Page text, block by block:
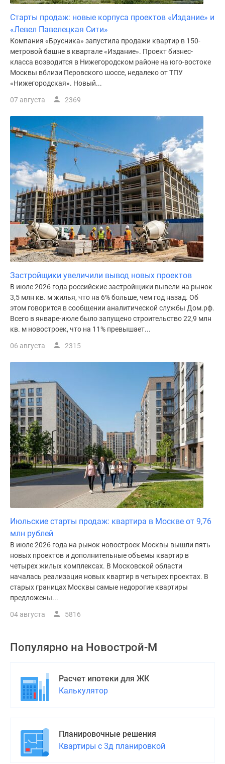
Старты продаж: новые корпуса проектов «Издание» и
«Левел Павелецкая Сити»
Компания «Брусника» запустила продажи квартир в 150-
метровой башне в квартале «Издание». Проект бизнес-
класса возводится в Нижегородском районе на юго-востоке
Москвы вблизи Перовского шоссе, недалеко от ТПУ
«Нижегородская». Новый...
07 августа 2369
Застройщики увеличили вывод новых проектов
В июле 2026 года российские застройщики вывели на рынок
3,5 млн кв. м жилья, что на 6% больше, чем год назад. Об
этом говорится в сообщении аналитической службы Дом.рф.
Всего в январе-июле было запущено строительство 22,9 млн
кв. м новостроек, что на 11% превышает...
06 августа 2315
Июльские старты продаж: квартира в Москве от 9,76
млн рублей
В июле 2026 года на рынок новостроек Москвы вышли пять
новых проектов и дополнительные объемы квартир в
четырех жилых комплексах. В Московской области
началась реализация новых квартир в четырех проектах. В
старых границах Москвы самые недорогие квартиры
предложены...
04 августа 5816
Популярно на Новострой-М
Расчет ипотеки для ЖК
Калькулятор
Планировочные решения
Квартиры с 3д планировкой